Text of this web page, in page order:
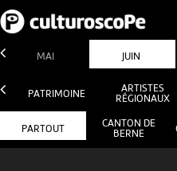
MAI JUIN
PATRIMOINE
ARTISTES
RÉGIONAUX
PARTOUT
CANTON DE
BERNE